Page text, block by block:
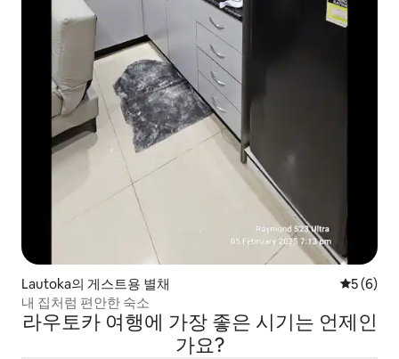
Lautoka의 게스트용 별채 평점 5점
5 (6)
내 집처럼 편안한 숙소
라우토카 여행에 가장 좋은 시기는 언제인
가요?